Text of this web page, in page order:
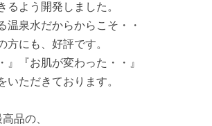
るよう開発しました。
温泉水だからからこそ・・
方にも、好評です。
』『お肌が変わった・・』
いただきております。
品の、